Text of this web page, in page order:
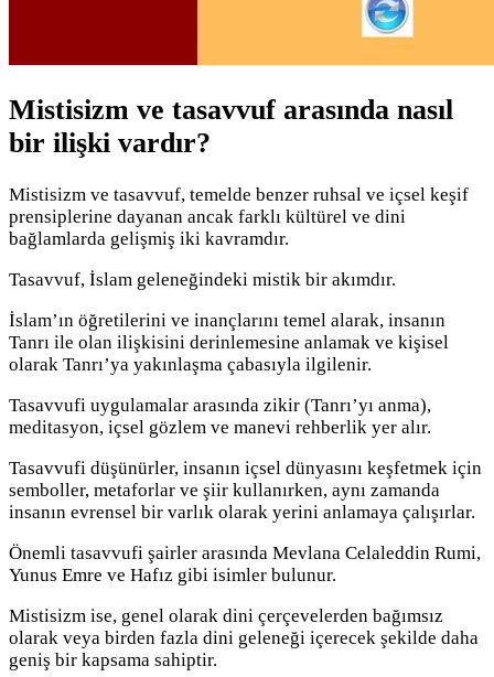
Mistisizm ve tasavvuf arasında nasıl
bir ilişki vardır?
Mistisizm ve tasavvuf, temelde benzer ruhsal ve içsel keşif
prensiplerine dayanan ancak farklı kültürel ve dini
bağlamlarda gelişmiş iki kavramdır.
Tasavvuf, İslam geleneğindeki mistik bir akımdır.
İslam’ın öğretilerini ve inançlarını temel alarak, insanın
Tanrı ile olan ilişkisini derinlemesine anlamak ve kişisel
olarak Tanrı’ya yakınlaşma çabasıyla ilgilenir.
Tasavvufi uygulamalar arasında zikir (Tanrı’yı anma),
meditasyon, içsel gözlem ve manevi rehberlik yer alır.
Tasavvufi düşünürler, insanın içsel dünyasını keşfetmek için
semboller, metaforlar ve şiir kullanırken, aynı zamanda
insanın evrensel bir varlık olarak yerini anlamaya çalışırlar.
Önemli tasavvufi şairler arasında Mevlana Celaleddin Rumi,
Yunus Emre ve Hafız gibi isimler bulunur.
Mistisizm ise, genel olarak dini çerçevelerden bağımsız
olarak veya birden fazla dini geleneği içerecek şekilde daha
geniş bir kapsama sahiptir.